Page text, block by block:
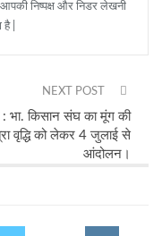
निष्पक्ष और निडर लेखनी
|
NEXT POST
: भा. किसान संघ का मूंग की
वृद्धि को लेकर 4 जुलाई से
आंदोलन।